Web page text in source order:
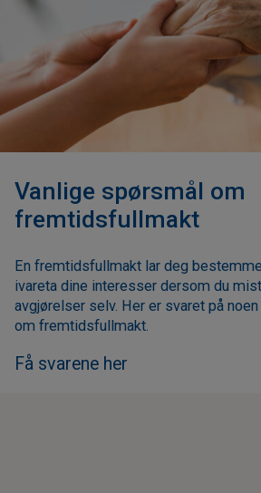
Vanlige spørsmål om
fremtidsfullmakt
En fremtidsfullmakt lar deg
ivareta dine interesser dersom du
avgjørelser selv. Her er svaret på
om fremtidsfullmakt.
Få svarene her